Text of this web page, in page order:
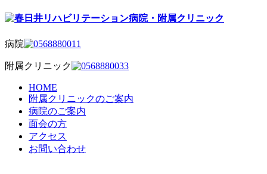
病院
附属クリニック
HOME
附属クリニックのご案内
病院のご案内
面会の方
アクセス
お問い合わせ